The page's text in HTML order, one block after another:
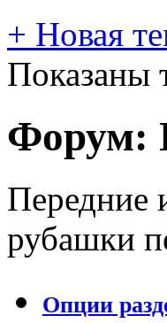
+ Новая
Показаны
Форум:
Передние
рубашки
Опции